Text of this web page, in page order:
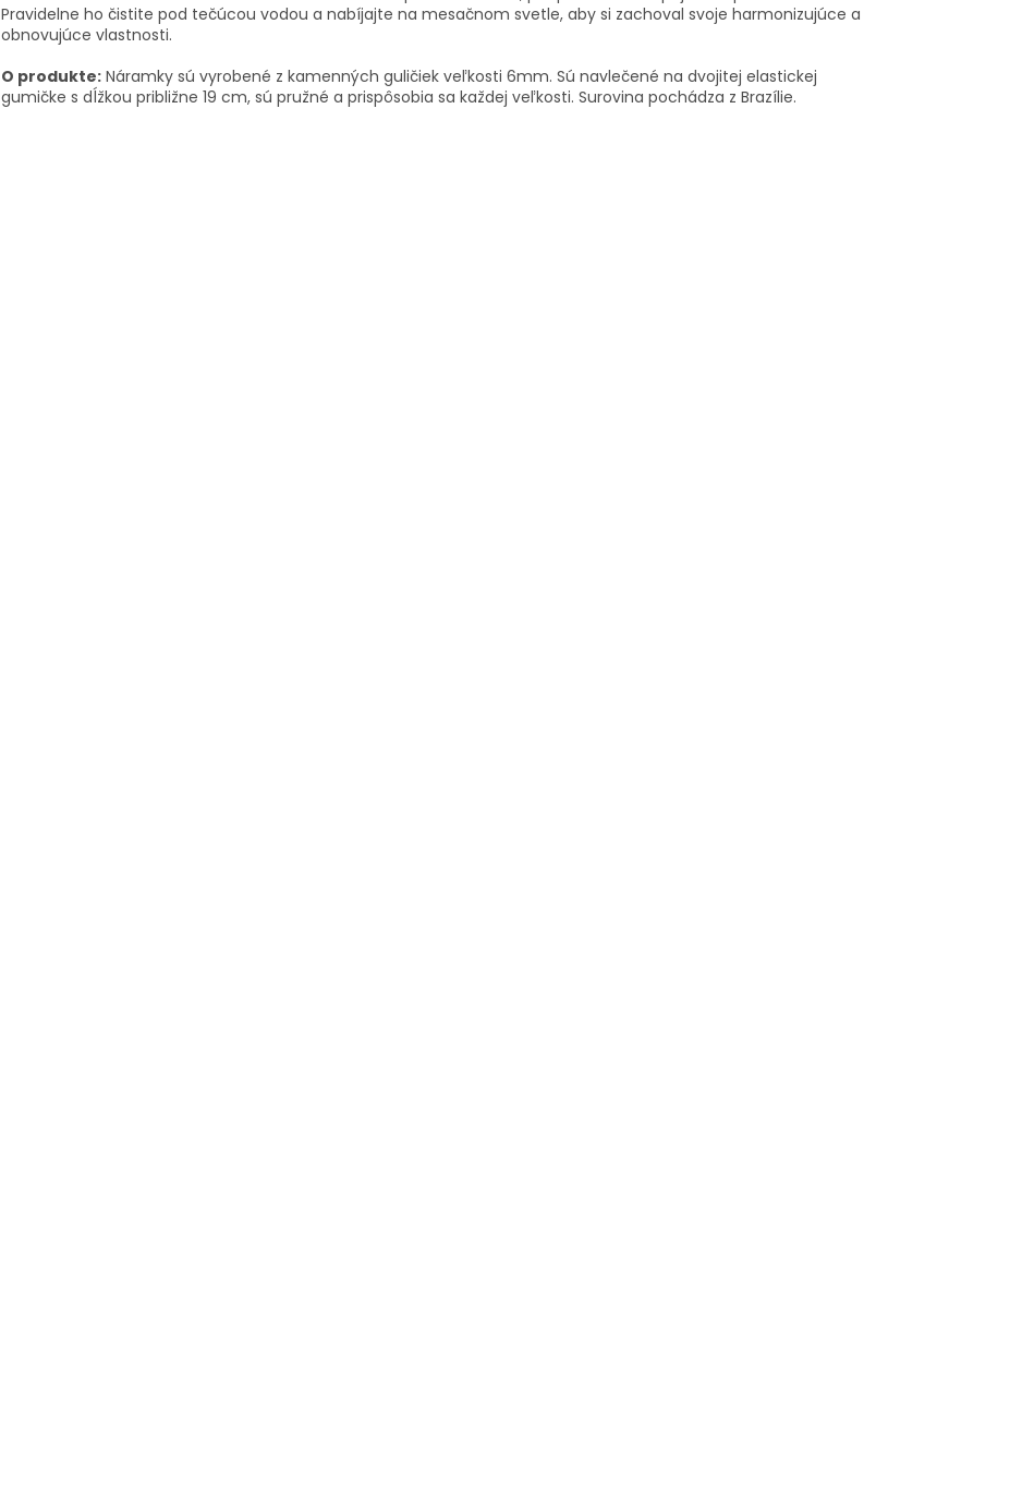
Pravidelne ho čistite pod tečúcou vodou a nabíjajte na mesačnom svetle, aby si zachoval svoje harmonizujúce a
obnovujúce vlastnosti.
O produkte: Náramky sú vyrobené z kamenných guličiek veľkosti 6mm. Sú navlečené na dvojitej elastickej
gumičke s dĺžkou približne 19 cm, sú pružné a prispôsobia sa každej veľkosti. Surovina pochádza z Brazílie.